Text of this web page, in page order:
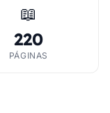
📖
220
PÁGINAS